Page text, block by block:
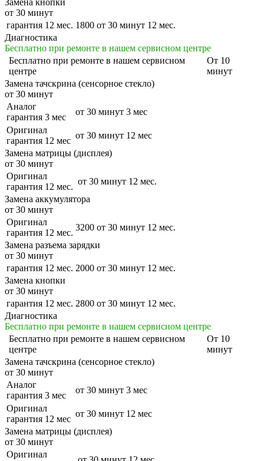
Замена кнопки
от 30 минут
гарантия 12 мес. 1800 от 30 минут 12 мес.
Диагностика
Бесплатно при ремонте в нашем сервисном центре
Бесплатно при ремонте в нашем сервисном
центре
От 10
минут
Замена тачскрина (сенсорное стекло)
от 30 минут
Аналог
гарантия 3 мес
от 30 минут 3 мес
Оригинал
гарантия 12 мес
от 30 минут 12 мес
Замена матрицы (дисплея)
от 30 минут
Оригинал
гарантия 12 мес.
от 30 минут 12 мес.
Замена аккумулятора
от 30 минут
Оригинал
гарантия 12 мес.
3200 от 30 минут 12 мес.
Замена разъема зарядки
от 30 минут
гарантия 12 мес. 2000 от 30 минут 12 мес.
Замена кнопки
от 30 минут
гарантия 12 мес. 2800 от 30 минут 12 мес.
Диагностика
Бесплатно при ремонте в нашем сервисном центре
Бесплатно при ремонте в нашем сервисном
центре
От 10
минут
Замена тачскрина (сенсорное стекло)
от 30 минут
Аналог
гарантия 3 мес
от 30 минут 3 мес
Оригинал
гарантия 12 мес
от 30 минут 12 мес
Замена матрицы (дисплея)
от 30 минут
Оригинал